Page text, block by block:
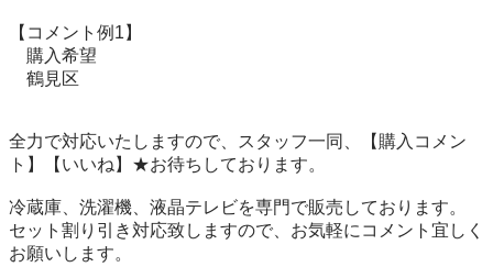
【コメント例1】
購入希望
鶴見区
全力で対応いたしますので、スタッフ一同、【購入コメン
ト】【いいね】★お待ちしております。
冷蔵庫、洗濯機、液晶テレビを専門で販売しております。
セット割り引き対応致しますので、お気軽にコメント宜しく
お願いします。